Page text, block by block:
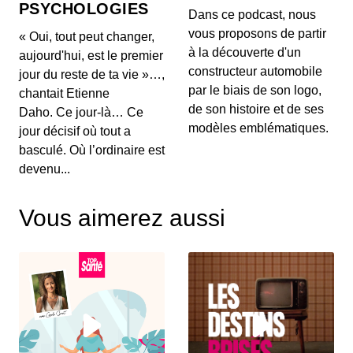
00:03:04 - IL Y A 1 MOIS
Aujourd'hui, on ne va pas parler de génération de
texte ou de simples résumés de réunions, mais d...
Intelligence artificielle : la presse
française réclame 80 millions d’euros à
Brave
00:03:14 - IL Y A 1 MOIS
Aujourd'hui, nous décortiquons ce qui s'annonce
europ...
trois leçons majeures à retenir de cet
00:03:11 - IL Y A 1 MOIS
Comment l'intelligence artificielle
devient un confident pour les jeunes
00:03:16 - IL Y A 1 MOIS
Aujourd'hui, on met de côté les puces et les
serveurs pour parler de sentiments. L'intelligence
PSYCHOLOGIES
« Oui, tout peut changer,
aujourd'hui, est le premier
jour du reste de ta vie »…,
chantait Etienne
Daho. Ce jour-là… Ce
jour décisif où tout a
basculé. Où l’ordinaire est
devenu...
Dans ce podcast, nous
vous proposons de partir
à la découverte d'un
constructeur automobile
par le biais de son logo,
de son histoire et de ses
modèles emblématiques.
Vous aimerez aussi